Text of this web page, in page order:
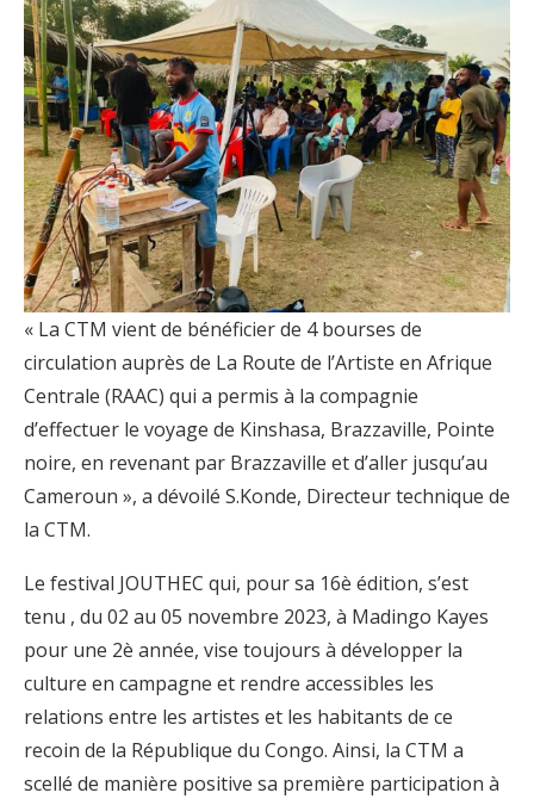
« La CTM vient de bénéficier de 4 bourses de
circulation auprès de La Route de l’Artiste en Afrique
Centrale (RAAC) qui a permis à la compagnie
d’effectuer le voyage de Kinshasa, Brazzaville, Pointe
noire, en revenant par Brazzaville et d’aller jusqu’au
Cameroun », a dévoilé S.Konde, Directeur technique de
la CTM.
Le festival JOUTHEC qui, pour sa 16è édition, s’est
tenu , du 02 au 05 novembre 2023, à Madingo Kayes
pour une 2è année, vise toujours à développer la
culture en campagne et rendre accessibles les
relations entre les artistes et les habitants de ce
recoin de la République du Congo. Ainsi, la CTM a
scellé de manière positive sa première participation à